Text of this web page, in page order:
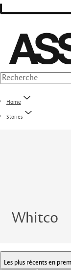
Home
Stories
Whitco
Les plus récents en